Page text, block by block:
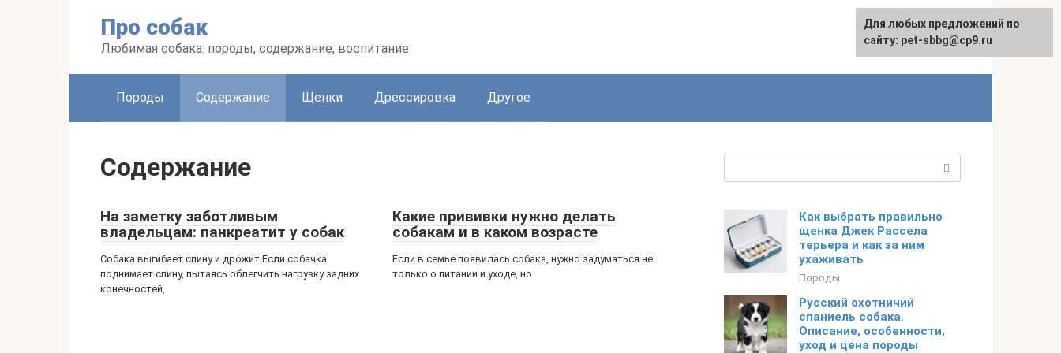
Про собак
Любимая собака: породы, содержание, воспитание
Породы Содержание Щенки Дрессировка Другое
Содержание
На заметку заботливым
владельцам: панкреатит у собак
Собака выгибает спину и дрожит Если собачка
поднимает спину, пытаясь облегчить нагрузку задних
конечностей,
Какие прививки нужно делать
собакам и в каком возрасте
Если в семье появилась собака, нужно задуматься не
только о питании и уходе, но
Как выбрать правильно
щенка Джек Рассела
терьера и как за ним
ухаживать
Породы
Русский охотничий
спаниель собака.
Описание, особенности,
уход и цена породы
Для любых предложений по
сайту: pet-sbbg@cp9.ru